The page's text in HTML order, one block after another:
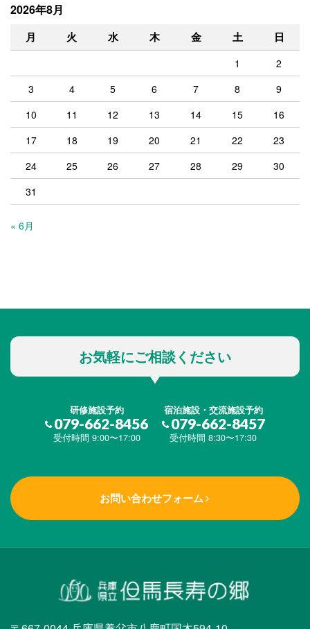
2026年8月
月 火 水 木 金 土 日
1
2
3
4 5 6 7 8
9
10
11 12 13 14 15
16
17
18 19 20 21 22
23
24
25 26 27 28 29
30
31
« 6月
お気軽にご相談ください
研修施設予約
079-662-8456
受付時間 9:00〜17:00
宿泊施設・交流施設予約
079-662-8457
受付時間 8:30〜17:30
お問い合わせフォーム